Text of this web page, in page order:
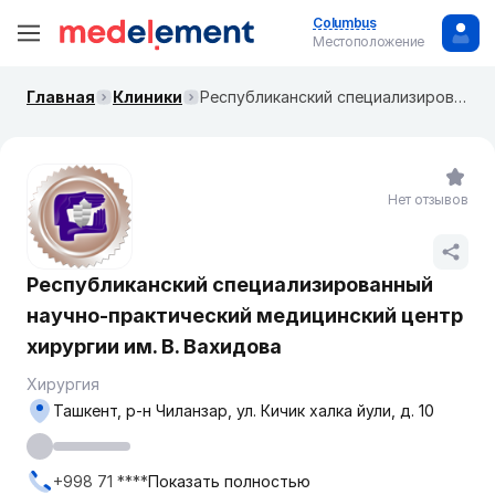
Columbus
Местоположение
Главная Клиники Республиканский специализированный научно-практический медицинский центр хирургии им. В. Вахидова
Республиканский специализированный
научно-практический медицинский центр
хирургии им. В. Вахидова
Хирургия
Ташкент, р-н Чиланзар, ул. Кичик халка йули, д. 10
+998 71 ****Показать полностью
Нет отзывов